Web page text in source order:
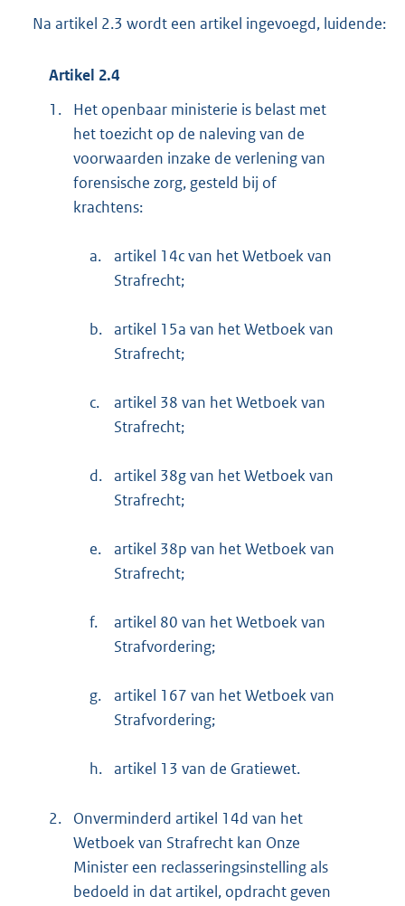
Na artikel 2.3 wordt een artikel ingevoegd, luidende:
Artikel 2.4
1.
Het openbaar ministerie is belast met
het toezicht op de naleving van de
voorwaarden inzake de verlening van
forensische zorg, gesteld bij of
krachtens:
a.
artikel 14c van het Wetboek van
Strafrecht;
b. artikel 15a van het Wetboek van
Strafrecht;
c.
artikel 38 van het Wetboek van
Strafrecht;
d. artikel 38g van het Wetboek van
Strafrecht;
e.
artikel 38p van het Wetboek van
Strafrecht;
f.
artikel 80 van het Wetboek van
Strafvordering;
g.
artikel 167 van het Wetboek van
Strafvordering;
h. artikel 13 van de Gratiewet.
2.
Onverminderd artikel 14d van het
Wetboek van Strafrecht kan Onze
Minister een reclasseringsinstelling als
bedoeld in dat artikel, opdracht geven